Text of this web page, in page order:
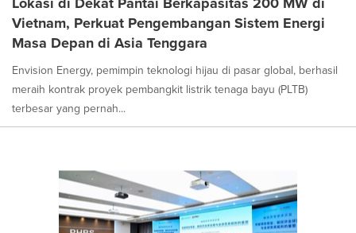
Vietnam, Perkuat Pengembangan Sistem Energi
Masa Depan di Asia Tenggara
Envision Energy, pemimpin teknologi hijau di pasar global, berhasil
meraih kontrak proyek pembangkit listrik tenaga bayu (PLTB)
terbesar yang pernah...